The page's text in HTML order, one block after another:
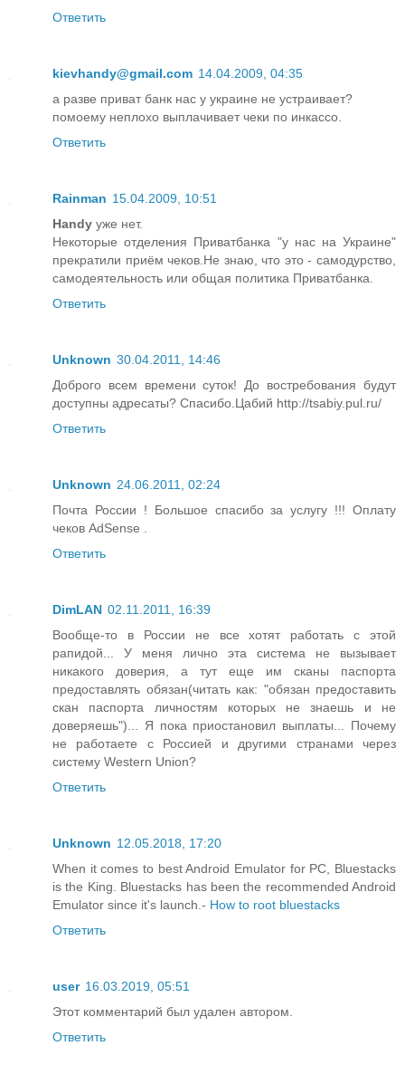
Ответить
kievhandy@gmail.com 14.04.2009, 04:35
а разве приват банк нас у украине не устраивает?
помоему неплохо выплачивает чеки по инкассо.
Ответить
Rainman 15.04.2009, 10:51
Handy уже нет.
Некоторые отделения Приватбанка "у нас на Украине"
прекратили приём чеков.Не знаю, что это - самодурство,
самодеятельность или общая политика Приватбанка.
Ответить
Unknown 30.04.2011, 14:46
Доброго всем времени суток! До востребования будут
доступны адресаты? Спасибо.Цабий http://tsabiy.pul.ru/
Ответить
Unknown 24.06.2011, 02:24
Почта России ! Большое спасибо за услугу !!! Оплату
чеков AdSense .
Ответить
DimLAN 02.11.2011, 16:39
Вообще-то в России не все хотят работать с этой
рапидой... У меня лично эта система не вызывает
никакого доверия, а тут еще им сканы паспорта
предоставлять обязан(читать как: "обязан предоставить
скан паспорта личностям которых не знаешь и не
доверяешь")... Я пока приостановил выплаты... Почему
не работаете с Россией и другими странами через
систему Western Union?
Ответить
Unknown 12.05.2018, 17:20
When it comes to best Android Emulator for PC, Bluestacks
is the King. Bluestacks has been the recommended Android
Emulator since it's launch.- How to root bluestacks
Ответить
user 16.03.2019, 05:51
Этот комментарий был удален автором.
Ответить